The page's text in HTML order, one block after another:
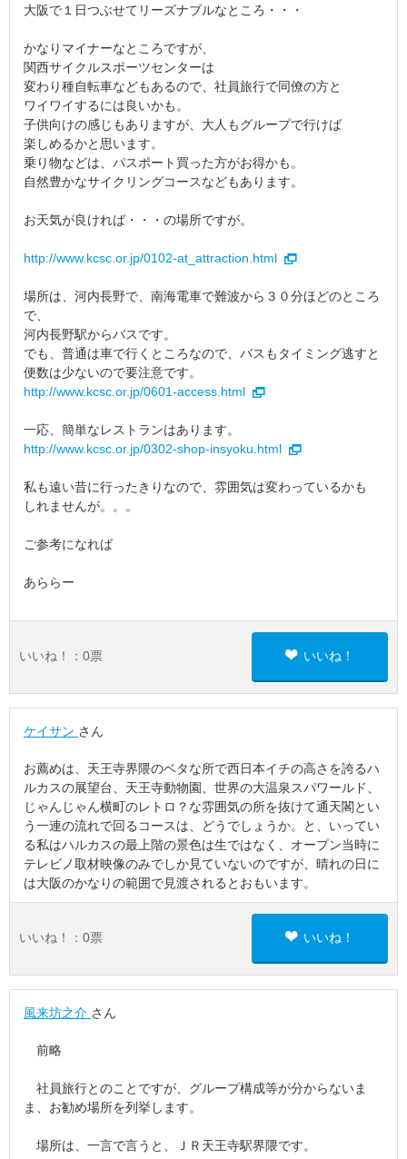
大阪で１日つぶせてリーズナブルなところ・・・
かなりマイナーなところですが、
関西サイクルスポーツセンターは
変わり種自転車などもあるので、社員旅行で同僚の方と
ワイワイするには良いかも。
子供向けの感じもありますが、大人もグループで行けば
楽しめるかと思います。
乗り物などは、パスポート買った方がお得かも。
自然豊かなサイクリングコースなどもあります。
お天気が良ければ・・・の場所ですが。
http://www.kcsc.or.jp/0102-at_attraction.html
場所は、河内長野で、南海電車で難波から３０分ほどのところ
で、
河内長野駅からバスです。
でも、普通は車で行くところなので、バスもタイミング逃すと
便数は少ないので要注意です。
http://www.kcsc.or.jp/0601-access.html
一応、簡単なレストランはあります。
http://www.kcsc.or.jp/0302-shop-insyoku.html
私も遠い昔に行ったきりなので、雰囲気は変わっているかも
しれませんが。。。
ご参考になれば
あららー
いいね！： 0票 いいね！
ケイサン さん
お薦めは、天王寺界隈のベタな所で西日本イチの高さを誇るハ
ルカスの展望台、天王寺動物園、世界の大温泉スパワールド、
じゃんじゃん横町のレトロ？な雰囲気の所を抜けて通天閣とい
う一連の流れで回るコースは、どうでしょうか。と、いってい
る私はハルカスの最上階の景色は生ではなく、オープン当時に
テレビノ取材映像のみでしか見ていないのですが、晴れの日に
は大阪のかなりの範囲で見渡されるとおもいます。
いいね！： 0票 いいね！
風来坊之介 さん
前略
社員旅行とのことですが、グループ構成等が分からないま
ま、お勧め場所を列挙します。
場所は、一言で言うと、ＪＲ天王寺駅界隈です。